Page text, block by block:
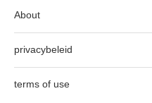
About
privacybeleid
terms of use